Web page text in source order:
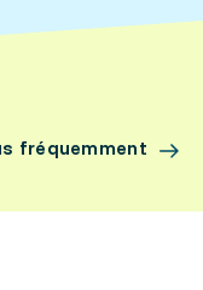
fréquemment